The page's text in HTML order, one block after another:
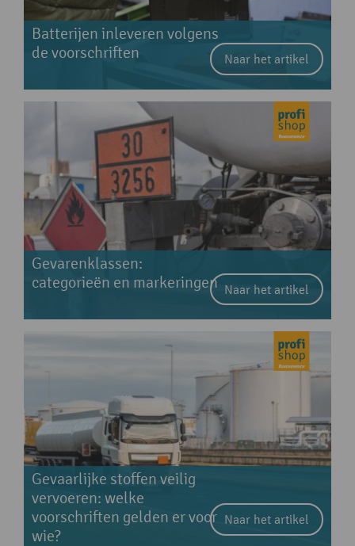
Batterijen inleveren volgens
de voorschriften
Naar het artikel
Gevarenklassen:
categorieën en markeringen Naar het artikel
Gevaarlijke stoffen veilig
vervoeren: welke
voorschriften gelden er voor
wie?
Naar het artikel